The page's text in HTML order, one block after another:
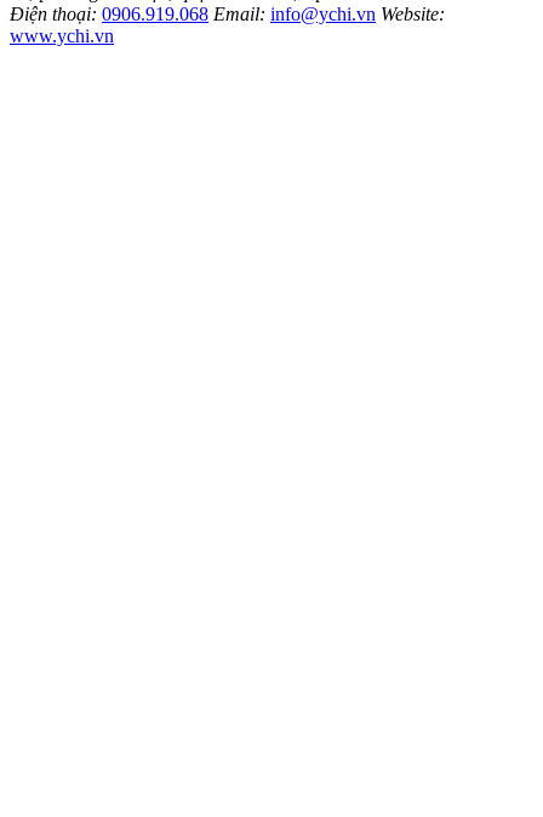
Điện thoại: 0906.919.068 Email: info@ychi.vn Website:
www.ychi.vn